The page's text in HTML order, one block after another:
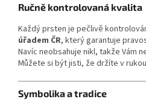
Ručně kontrolovaná kvalita
Každý prsten je pečlivě
úřadem ČR, který garantuje
Navíc neobsahuje nikl, takže Vám
Můžete si být jisti, že držíte v
Symbolika a tradice